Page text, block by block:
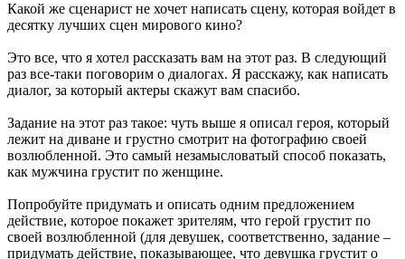
Какой же сценарист не хочет написать сцену, которая войдет в
десятку лучших сцен мирового кино?
Это все, что я хотел рассказать вам на этот раз. В следующий
раз все-таки поговорим о диалогах. Я расскажу, как написать
диалог, за который актеры скажут вам спасибо.
Задание на этот раз такое: чуть выше я описал героя, который
лежит на диване и грустно смотрит на фотографию своей
возлюбленной. Это самый незамысловатый способ показать,
как мужчина грустит по женщине.
Попробуйте придумать и описать одним предложением
действие, которое покажет зрителям, что герой грустит по
своей возлюбленной (для девушек, соответственно, задание –
придумать действие, показывающее, что девушка грустит о